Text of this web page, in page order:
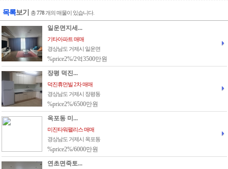
목록보기 총778 개의 매물이 있습니다.
일운면지세...
기타아파트 매매
경상남도 거제시 일운면
%price2%/2억3500만원
장평 덕진...
덕진휴먼빌 2차 매매
경상남도 거제시 장평동
%price2%/6500만원
옥포동 미...
미진타워팰리스 매매
경상남도 거제시 옥포동
%price2%/6000만원
연초면죽토...